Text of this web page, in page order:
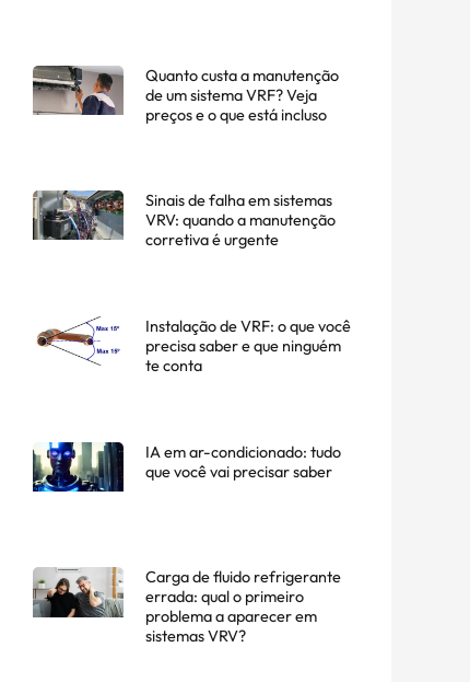
Quanto custa a manutenção
de um sistema VRF? Veja
preços e o que está incluso
Sinais de falha em sistemas
VRV: quando a manutenção
corretiva é urgente
Instalação de VRF: o que você
precisa saber e que ninguém
te conta
IA em ar-condicionado: tudo
que você vai precisar saber
Carga de fluido refrigerante
errada: qual o primeiro
problema a aparecer em
sistemas VRV?